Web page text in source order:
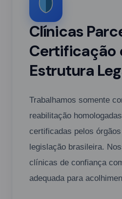
Clínicas
Certificação
Estrutura
Trabalhamos somente
reabilitação
certificadas pelos
legislação brasileira.
clínicas de confiança
adequada para